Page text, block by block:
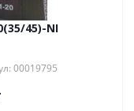
45)-NI
00019795